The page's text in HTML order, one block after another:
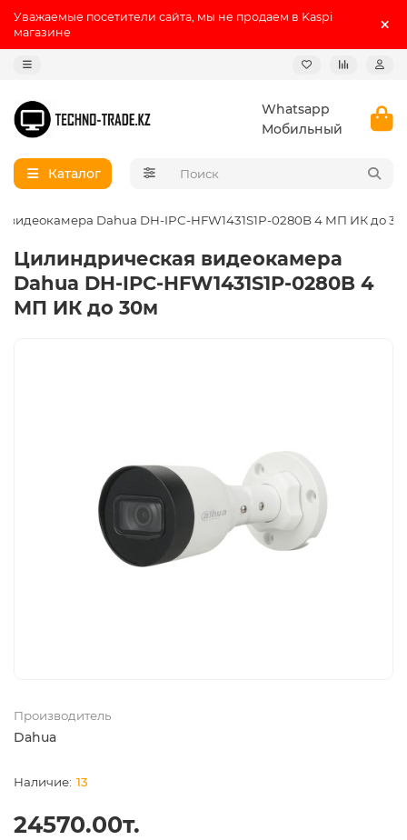
Уважаемые посетители сайта, мы не продаем в Kaspi
магазине
Whatsapp
Мобильный
Каталог
видеокамера Dahua DH-IPC-HFW1431S1P-0280B 4 МП ИК до
Цилиндрическая видеокамера
Dahua DH-IPC-HFW1431S1P-0280B 4
МП ИК до 30м
Производитель
Dahua
13
24570.00т.